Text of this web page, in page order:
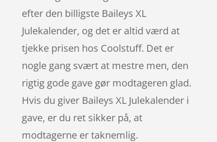
efter den billigste Baileys XL
Julekalender, og det er altid værd at
tjekke prisen hos Coolstuff. Det er
nogle gang svært at mestre men, den
rigtig gode gave gør modtageren glad.
Hvis du giver Baileys XL Julekalender i
gave, er du ret sikker på, at
modtagerne er taknemlig.